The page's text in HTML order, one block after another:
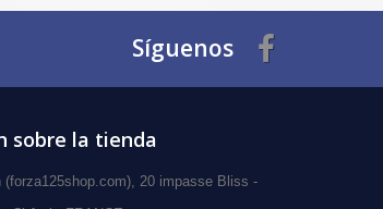
Síguenos
sobre la tienda
(forza125shop.com), 20 impasse Bliss -